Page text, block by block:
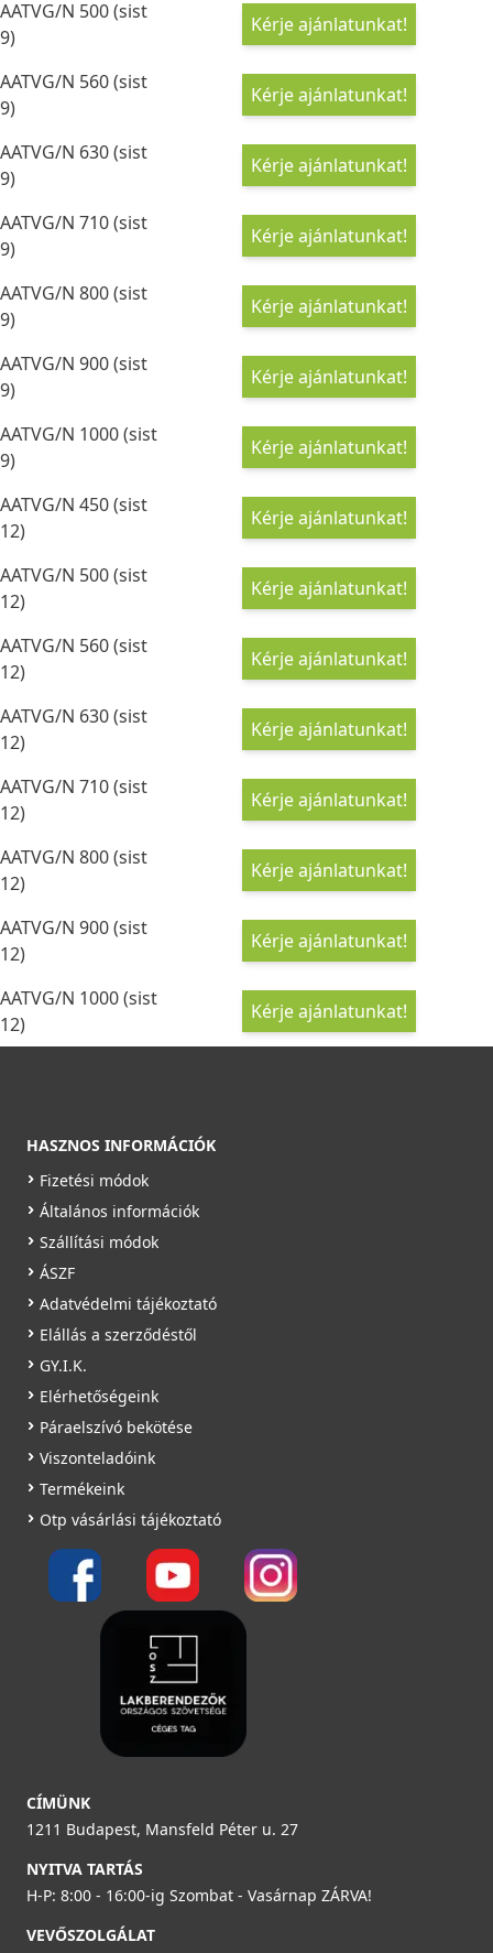
AATVG/N 500 (sist
9)
Kérje ajánlatunkat!
AATVG/N 560 (sist
9)
Kérje ajánlatunkat!
AATVG/N 630 (sist
9)
Kérje ajánlatunkat!
AATVG/N 710 (sist
9)
Kérje ajánlatunkat!
AATVG/N 800 (sist
9)
Kérje ajánlatunkat!
AATVG/N 900 (sist
9)
Kérje ajánlatunkat!
AATVG/N 1000 (sist
9)
Kérje ajánlatunkat!
AATVG/N 450 (sist
12)
Kérje ajánlatunkat!
AATVG/N 500 (sist
12)
Kérje ajánlatunkat!
AATVG/N 560 (sist
12)
Kérje ajánlatunkat!
AATVG/N 630 (sist
12)
Kérje ajánlatunkat!
AATVG/N 710 (sist
12)
Kérje ajánlatunkat!
AATVG/N 800 (sist
12)
Kérje ajánlatunkat!
AATVG/N 900 (sist
12)
Kérje ajánlatunkat!
AATVG/N 1000 (sist
12)
Kérje ajánlatunkat!
HASZNOS INFORMÁCIÓK
Fizetési módok
Általános információk
Szállítási módok
ÁSZF
Adatvédelmi tájékoztató
Elállás a szerződéstől
GY.I.K.
Elérhetőségeink
Páraelszívó bekötése
Viszonteladóink
Termékeink
Otp vásárlási tájékoztató
CÍMÜNK
1211 Budapest, Mansfeld Péter u. 27
NYITVA TARTÁS
H-P: 8:00 - 16:00-ig Szombat - Vasárnap ZÁRVA!
VEVŐSZOLGÁLAT